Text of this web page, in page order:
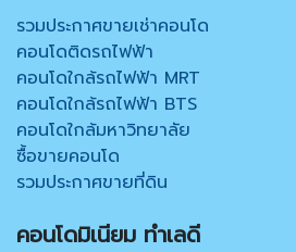
รวมประกาศขายเช่าคอนโด
คอนโดติดรถไฟฟ้า
คอนโดใกล้รถไฟฟ้า MRT
คอนโดใกล้รถไฟฟ้า BTS
คอนโดใกล้มหาวิทยาลัย
ซื้อขายคอนโด
รวมประกาศขายที่ดิน
คอนโดมิเนียม ทำเลดี